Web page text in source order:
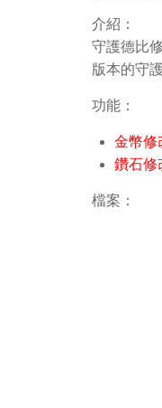
介紹：
守護德比
版本的守
功能：
金幣修
鑽石修
檔案：